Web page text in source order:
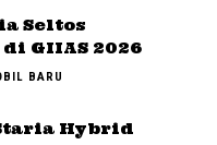
Seltos
GIIAS 2026
BARU
Hybrid